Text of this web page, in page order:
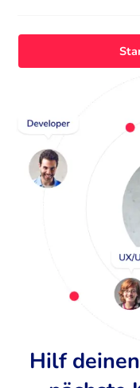
Hilf